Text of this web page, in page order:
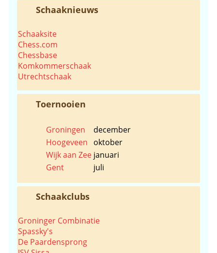
Schaaknieuws
Schaaksite
Chess.com
Chessbase
Komkommerschaak
Utrechtschaak
Toernooien
Groningen
december
Hoogeveen
oktober
Wijk aan Zee januari
Gent
juli
Schaakclubs
Groninger Combinatie
Spassky's
De Paardensprong